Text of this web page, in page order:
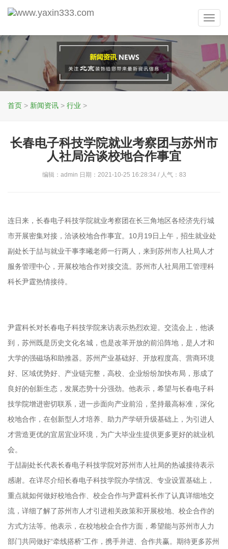
首页 > 新闻资讯 > 行业 >
长春电子科技学院就业考察团与苏州市
人社局洽谈校地合作事宜
编辑：admin 日期：2021-10-25 16:28:34 / 人气： 83
连日来，长春电子科技学院就业考察团在长三角地区各经济先行城
市开展密集对接，洽谈校地合作事宜。10月19日上午，招生就业处
副处长于喆与就业干事李曦老师一行两人，来到苏州市人社局人才
服务管理中心，开展校地合作对接交流。苏州市人社局用工管理科
科长尹霆热情接待。
尹霆科长对长春电子科技学院来访表示热烈欢迎。交流会上，他谈
到，苏州既是历史文化名城，也是改革开放的前沿阵地，是人才和
大学的强磁场和助推器。苏州产业基础好、开放程度高、营商环境
好、区域优势好、产业链完整，高校、企业纷纷加快布局，形成了
良好的创新生态，发展态势十分强劲。他表示，希望与长春电子科
技学院增进密切联系，进一步面向产业前沿，坚持最高标准，深化
校地合作，在创新型人才培养、助力产学研升级基础上，为引进人
才营造更优的宜居宜业环境，为广大毕业生提供更多更好的就业机
会。
于喆副处长代表长春电子科技学院对苏州市人社局的热诚接待表示
感谢。在详尽介绍长春电子科技学院办学情况、专业设置基础上，
重点就如何做好校地合作、校企合作与尹霆科长作了认真详细地交
流，详细了解了苏州市人才引进相关政策和开展校地、校企合作的
方式方法等。他表示，在校地校企合作方面，希望能与苏州市人力
部门共同做好“牵线搭桥”工作，携手并进、合作共赢。期待更多苏州